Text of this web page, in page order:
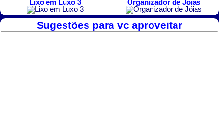
Lixo em Luxo 3 Organizador de Jóias
Sugestões para vc aproveitar